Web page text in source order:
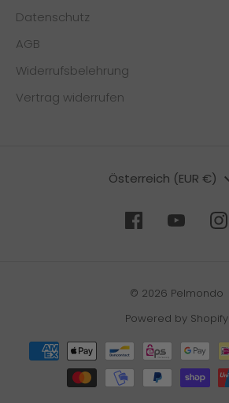
Datenschutz
AGB
Widerrufsbelehrung
Vertrag widerrufen
WährungÖsterreich (EUR €)
© 2026 Pelmondo
Powered by Shopify